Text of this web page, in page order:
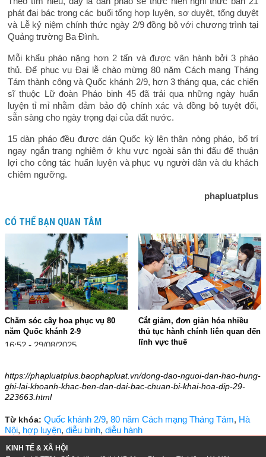
phát đại bác trong các buổi tổng hợp luyện, sơ duyệt, tổng duyệt
và Lễ kỷ niệm chính thức ngày 2/9 đồng bộ với chương trình tại
Quảng trường Ba Đình.
Mỗi khẩu pháo nặng hơn 2 tấn và được vận hành bởi 3 pháo
thủ. Để phục vụ Đại lễ chào mừng 80 năm Cách mạng Tháng
Tám thành công và Quốc khánh 2/9, hơn 3 tháng qua, các chiến
sĩ thuộc Lữ đoàn Pháo binh 45 đã trải qua những ngày huấn
luyện tỉ mỉ nhằm đảm bảo độ chính xác và đồng bộ tuyệt đối,
sẵn sàng cho ngày trọng đại của đất nước.
15 dàn pháo đều được dán Quốc kỳ lên thân nòng pháo, bố trí
ngay ngắn trang nghiêm ở khu vực ngoài sân thi đấu để thuận
lợi cho công tác huấn luyện và phục vụ người dân và du khách
chiêm ngưỡng.
phapluatplus
CÓ THỂ BẠN QUAN TÂM
Chăm sóc cây hoa phục vụ 80
năm Quốc khánh 2-9
16:52 - 29/08/2025
Cắt giảm, đơn giản hóa nhiều
thủ tục hành chính liên quan đến
lĩnh vực thuế
https://phapluatplus.baophapluat.vn/dong-dao-nguoi-dan-hao-hung-
ghi-lai-khoanh-khac-ben-dan-dai-bac-chuan-bi-khai-hoa-dip-29-
223663.html
Từ khóa: Quốc khánh 2/9, 80 năm Cách mạng Tháng Tám, Hà
Nội, hợp luyện, diễu binh, diễu hành
KINH TẾ & XÃ HỘI